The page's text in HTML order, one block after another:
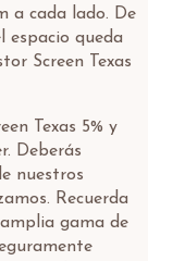
a cada lado. De
espacio queda
Screen Texas
Texas 5% y
Deberás
nuestros
Recuerda
gama de